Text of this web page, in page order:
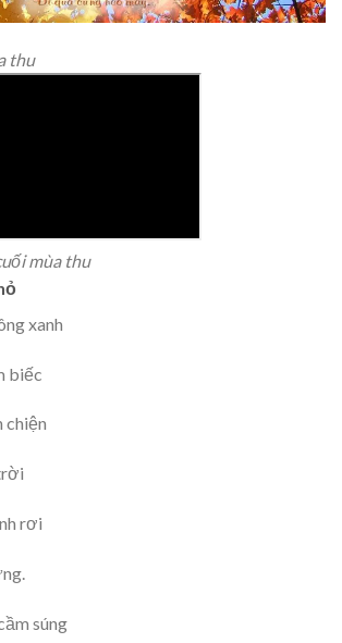
thu
mùa thu
xanh
biếc
chiện
rơi
súng